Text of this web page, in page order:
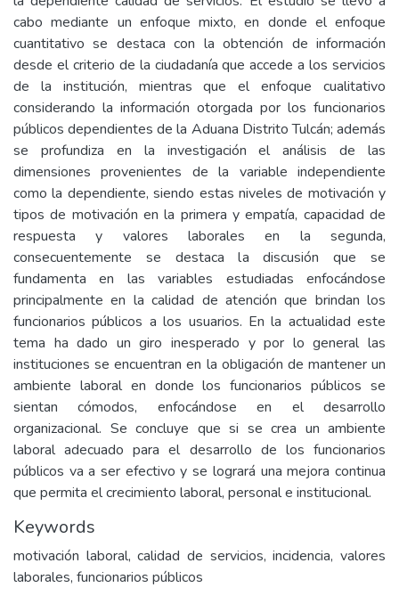
cabo mediante un enfoque mixto, en donde el enfoque
cuantitativo se destaca con la obtención de información
desde el criterio de la ciudadanía que accede a los servicios
de la institución, mientras que el enfoque cualitativo
considerando la información otorgada por los funcionarios
públicos dependientes de la Aduana Distrito Tulcán; además
se profundiza en la investigación el análisis de las
dimensiones provenientes de la variable independiente
como la dependiente, siendo estas niveles de motivación y
tipos de motivación en la primera y empatía, capacidad de
respuesta y valores laborales en la segunda,
consecuentemente se destaca la discusión que se
fundamenta en las variables estudiadas enfocándose
principalmente en la calidad de atención que brindan los
funcionarios públicos a los usuarios. En la actualidad este
tema ha dado un giro inesperado y por lo general las
instituciones se encuentran en la obligación de mantener un
ambiente laboral en donde los funcionarios públicos se
sientan cómodos, enfocándose en el desarrollo
organizacional. Se concluye que si se crea un ambiente
laboral adecuado para el desarrollo de los funcionarios
públicos va a ser efectivo y se logrará una mejora continua
que permita el crecimiento laboral, personal e institucional.
Keywords
motivación laboral, calidad de servicios, incidencia, valores
laborales, funcionarios públicos